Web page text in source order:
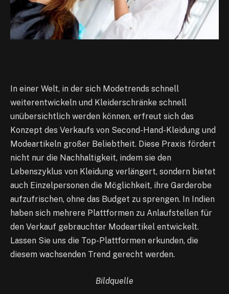
In einer Welt, in der sich Modetrends schnell
weiterentwickeln und Kleiderschränke schnell
unübersichtlich werden können, erfreut sich das
Konzept des Verkaufs von Second-Hand-Kleidung und
Modeartikeln großer Beliebtheit. Diese Praxis fördert
nicht nur die Nachhaltigkeit, indem sie den
Lebenszyklus von Kleidung verlängert, sondern bietet
auch Einzelpersonen die Möglichkeit, ihre Garderobe
aufzufrischen, ohne das Budget zu sprengen. In Indien
haben sich mehrere Plattformen zu Anlaufstellen für
den Verkauf gebrauchter Modeartikel entwickelt.
Lassen Sie uns die Top-Plattformen erkunden, die
diesem wachsenden Trend gerecht werden.
Bildquelle